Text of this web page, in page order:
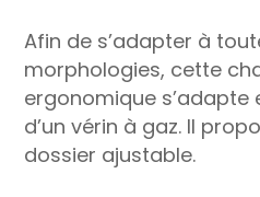
Afin de s’adapter à
morphologies, cette
ergonomique s’adapte
d’un vérin à gaz. Il
dossier ajustable.